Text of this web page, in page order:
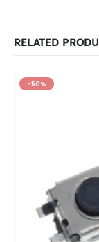
RELATED
-50%